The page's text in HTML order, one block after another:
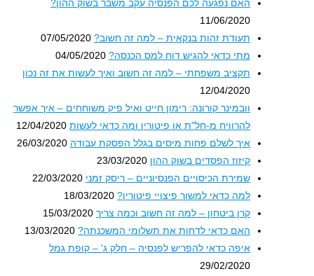
האם נפגעה לכם הפנסיה עקב משבר בשוק ההון?
11/06/2020
תעודת זהות בנקאית – למה זה חשוב? 07/05/2020
מתי כדאי להגיש דוח למס הכנסה? 04/05/2020
תקציב משפחתי – למה זה חשוב ואיך לעשות את זה נכון
12/04/2020
וובמינר קורונה: רימון חייט ואיל פיק משוחחים – איך אפשר
להרוויח מ-חל"ת או פיטורין ומה כדאי לעשות 12/04/2020
איך לשלם פחות מיסים בגלל הפסקת עבודה 26/03/2020
קיזוז הפסדים בשוק ההון 23/03/2020
שמירת הכיסויים הפנסיוניים – ריסק זמני 22/03/2020
למה כדאי למשוך פיצויי פיטורין? 18/03/2020
קרן ביטחון – למה זה חשוב וכמה צריך 15/03/2020
האם כדאי לדחות את תשלומי המשכנתה? 13/03/2020
איפה כדאי להפריש לפנסיה – חלק ג' – קופת גמל
29/02/2020